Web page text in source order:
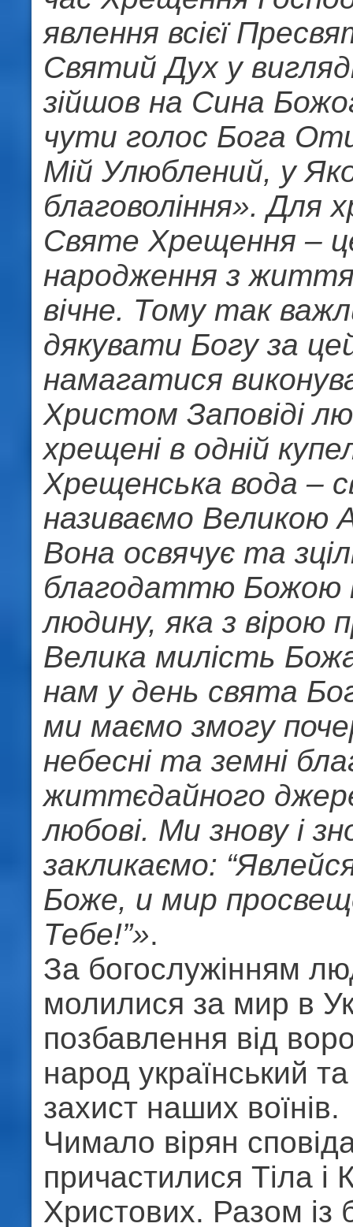
явлення всієї
Святий Дух у
зійшов на Сина
чути голос Бога
Мій Улюблений, у
благовоління». Для
Святе Хрещення –
народження з
вічне. Тому так
дякувати Богу за
намагатися
Христом Заповіді
хрещені в одній
Хрещенська вода –
називаємо Великою
Вона освячує та
благодаттю Божою
людину, яка з вірою
Велика милість
нам у день свята
ми маємо змогу
небесні та земні
життєдайного
любові. Ми знову і
закликаємо:
Боже, и мир
Тебе!”».
За богослужінням
молилися за мир в
позбавлення від
народ український
захист наших воїнів.
Чимало вірян
причастилися Тіла і
Христових. Разом із